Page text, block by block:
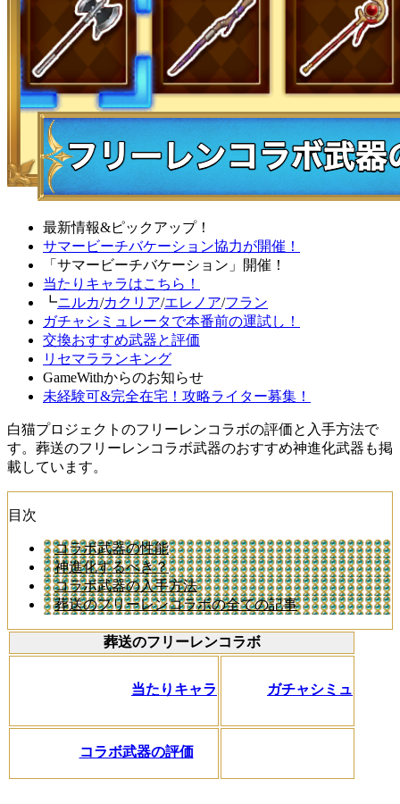
最新情報&ピックアップ！
サマービーチバケーション協力が開催！
「サマービーチバケーション」開催！
当たりキャラはこちら！
┗ニルカ/カクリア/エレノア/フラン
ガチャシミュレータで本番前の運試し！
交換おすすめ武器と評価
リセマラランキング
GameWithからのお知らせ
未経験可&完全在宅！攻略ライター募集！
白猫プロジェクトのフリーレンコラボの評価と入手方法で
す。葬送のフリーレンコラボ武器のおすすめ神進化武器も掲
載しています。
目次
コラボ武器の性能
神進化するべき？
コラボ武器の入手方法
葬送のフリーレンコラボの全ての記事
葬送のフリーレンコラボ
当たりキャラ ガチャシミュ
コラボ武器の評価